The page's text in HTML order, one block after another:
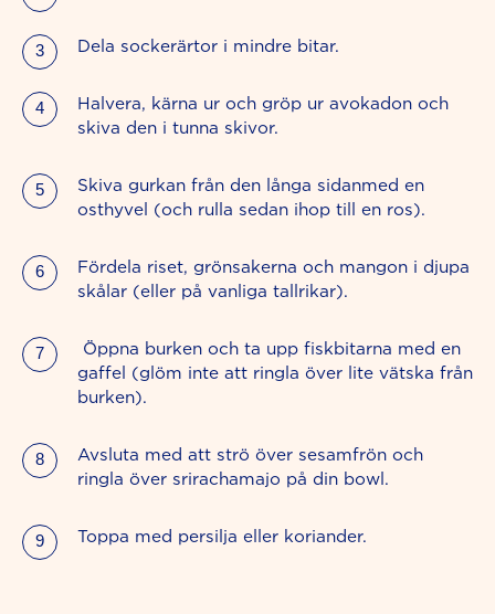
Dela sockerärtor i mindre bitar.
Halvera, kärna ur och gröp ur avokadon och
skiva den i tunna skivor.
Skiva gurkan från den långa sidanmed en
osthyvel (och rulla sedan ihop till en ros).
Fördela riset, grönsakerna och mangon i djupa
skålar (eller på vanliga tallrikar).
Öppna burken och ta upp fiskbitarna med en
gaffel (glöm inte att ringla över lite vätska från
burken).
Avsluta med att strö över sesamfrön och
ringla över srirachamajo på din bowl.
Toppa med persilja eller koriander.